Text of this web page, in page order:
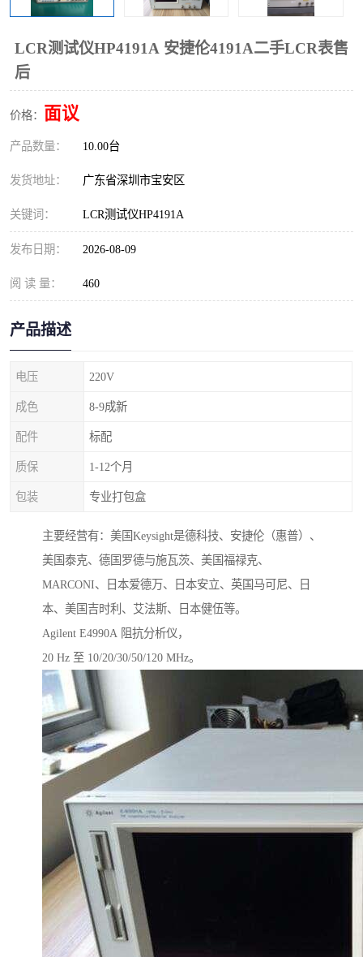
LCR测试仪HP4191A 安捷伦4191A二手LCR表售
后
价格： 面议
产品数量： 10.00台
发货地址： 广东省深圳市宝安区
关键词： LCR测试仪HP4191A
发布日期： 2026-08-09
阅 读 量： 460
产品描述
电压 220V
成色 8-9成新
配件 标配
质保 1-12个月
包装 专业打包盒
主要经营有：美国Keysight是德科技、安捷伦（惠普）、
美国泰克、德国罗德与施瓦茨、美国福禄克、
MARCONI、日本爱德万、日本安立、英国马可尼、日
本、美国吉时利、艾法斯、日本健伍等。
Agilent E4990A 阻抗分析仪，
20 Hz 至 10/20/30/50/120 MHz。